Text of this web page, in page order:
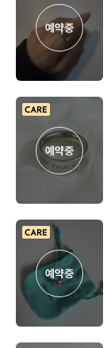
예약중
예약중
예약중